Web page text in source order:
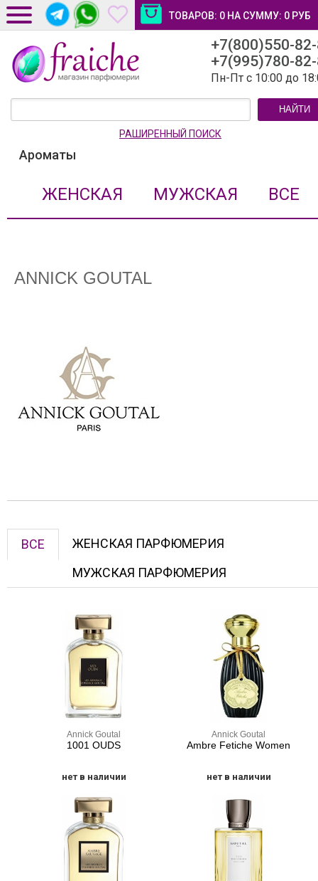
ТОВАРОВ: 0 НА СУММУ: 0 РУБ
ДОСТАВКА И ОПЛАТА
НОВОСТИ И СТАТЬИ
+7(800)550-
+7(995)780-
Пн-Пт с 10:00 до
НАЙТИ
РАШИРЕННЫЙ ПОИСК
Ароматы
ЖЕНСКАЯ МУЖСКАЯ ВСЕ
ANNICK GOUTAL
ВСЕ
ЖЕНСКАЯ ПАРФЮМЕРИЯ
МУЖСКАЯ ПАРФЮМЕРИЯ
Annick Goutal
1001 OUDS
нет в наличии
Annick Goutal
Ambre Fetiche Women
нет в наличии